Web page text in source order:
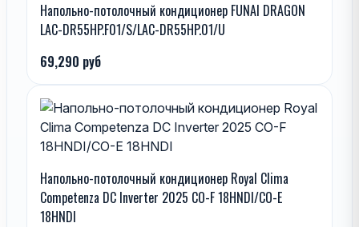
Напольно-потолочный кондиционер FUNAI DRAGON
LAC-DR55HP.F01/S/LAC-DR55HP.01/U
69,290 руб
Напольно-потолочный кондиционер Royal Clima
Competenza DC Inverter 2025 CO-F 18HNDI/CO-E
18HNDI